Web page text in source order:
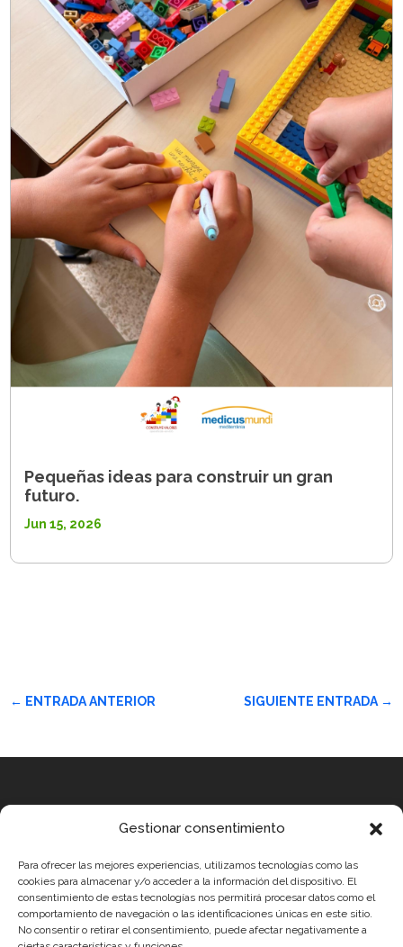
Gestionar consentimiento
Para ofrecer las mejores experiencias, utilizamos tecnologías como las
cookies para almacenar y/o acceder a la información del dispositivo. El
consentimiento de estas tecnologías nos permitirá procesar datos como el
comportamiento de navegación o las identificaciones únicas en este sitio.
No consentir o retirar el consentimiento, puede afectar negativamente a
Pequeñas ideas para construir un gran
futuro.
Jun 15, 2026
← ENTRADA ANTERIOR SIGUIENTE ENTRADA→
ROBOTIX CASTELLÓN
INGENIOOS VALENCIA
CERCA ALICANTE